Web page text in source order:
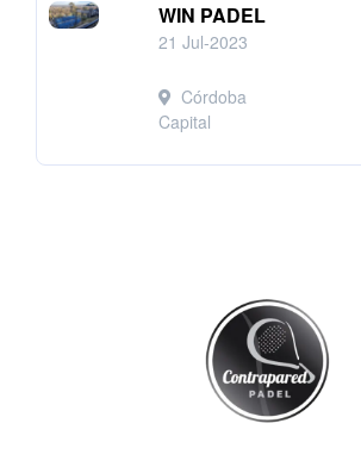
WIN PADEL
21 Jul-2023
Córdoba
Capital